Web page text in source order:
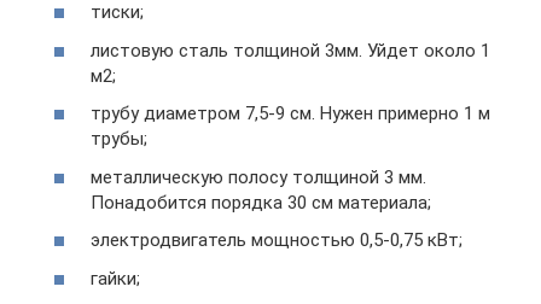
тиски;
листовую сталь толщиной 3мм. Уйдет около 1
м2;
трубу диаметром 7,5-9 см. Нужен примерно 1 м
трубы;
металлическую полосу толщиной 3 мм.
Понадобится порядка 30 см материала;
электродвигатель мощностью 0,5-0,75 кВт;
гайки;